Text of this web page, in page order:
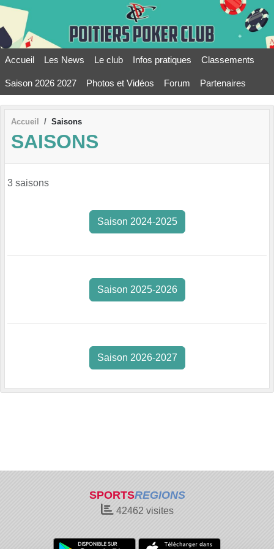
Accueil Les News Le club Infos pratiques Classements
Saison 2026 2027 Photos et Vidéos Forum Partenaires
Accueil Saisons
SAISONS
3 saisons
Saison 2024-2025
Saison 2025-2026
Saison 2026-2027
SPORTSREGIONS
42462 visites
Panneau de gestion des cookies